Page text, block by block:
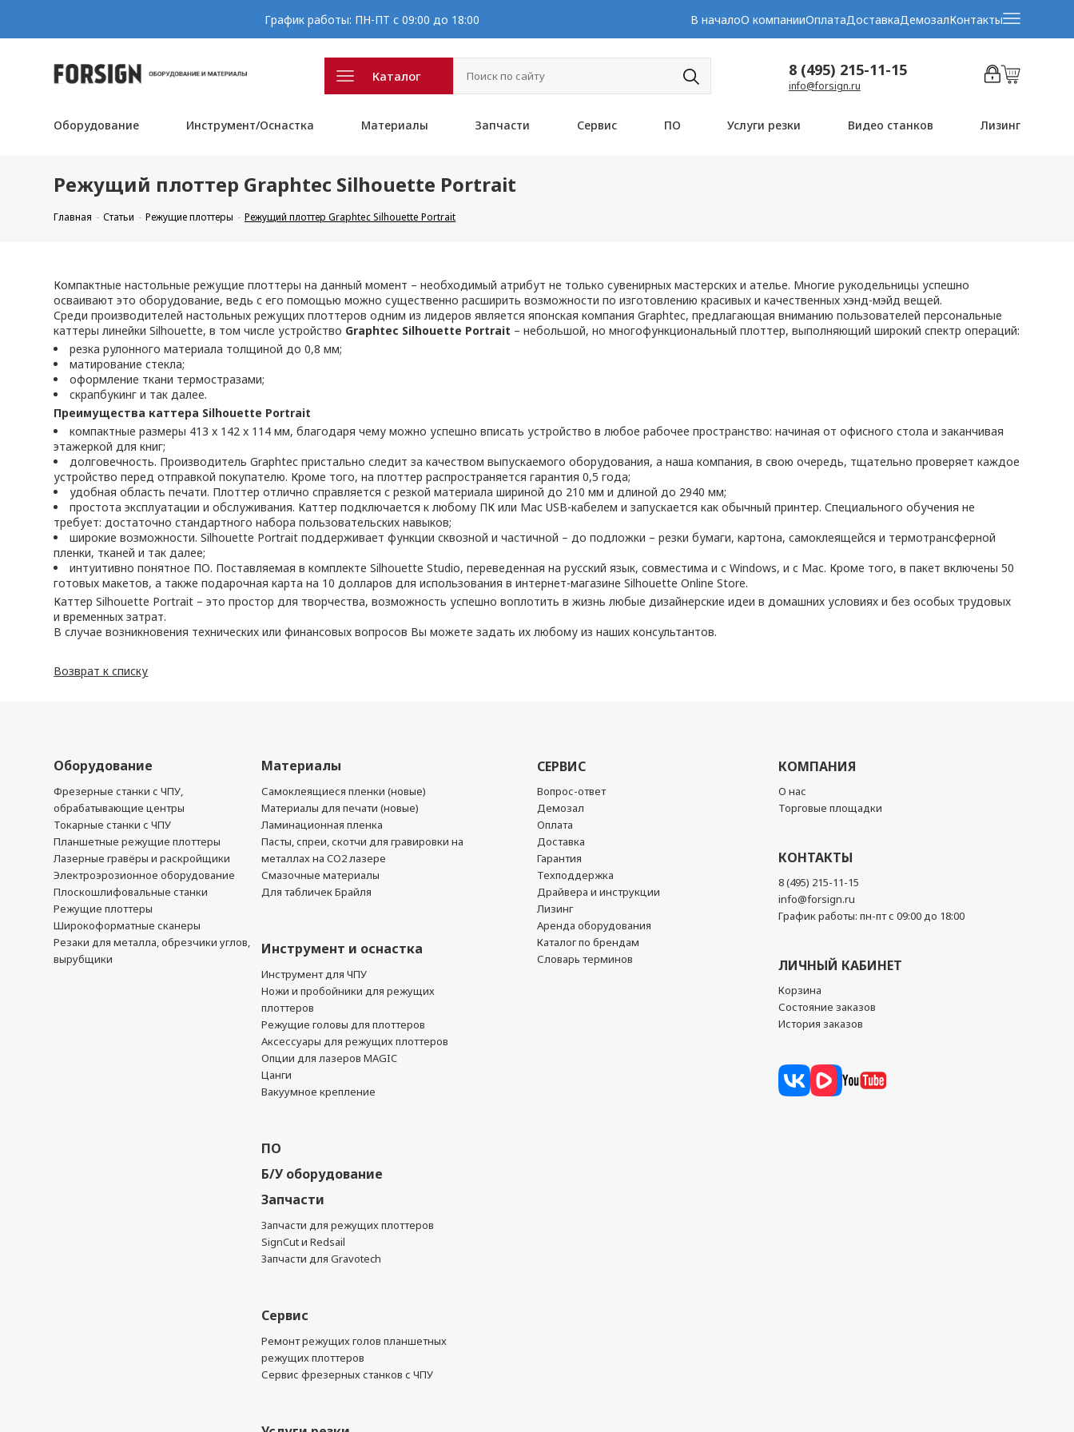
График работы: ПН-ПТ с 09:00 до 18:00 В началоО компанииОплатаДоставкаДемозалКонтакты
Каталог 8 (495) 215-11-15
info@forsign.ru
Оборудование Инструмент/Оснастка Материалы Запчасти Сервис ПО Услуги резки Видео станков Лизинг
Режущий плоттер Graphtec Silhouette Portrait
Главная Статьи Режущие плоттеры Режущий плоттер Graphtec Silhouette Portrait
Компактные настольные режущие плоттеры на данный момент – необходимый атрибут не только сувенирных мастерских и ателье. Многие рукодельницы успешно
осваивают это оборудование, ведь с его помощью можно существенно расширить возможности по изготовлению красивых и качественных хэнд-мэйд вещей.
Среди производителей настольных режущих плоттеров одним из лидеров является японская компания Graphtec, предлагающая вниманию пользователей персональные
каттеры линейки Silhouette, в том числе устройство Graphtec Silhouette Portrait – небольшой, но многофункциональный плоттер, выполняющий широкий спектр операций:
резка рулонного материала толщиной до 0,8 мм;
матирование стекла;
оформление ткани термостразами;
скрапбукинг и так далее.
Преимущества каттера Silhouette Portrait
компактные размеры 413 x 142 x 114 мм, благодаря чему можно успешно вписать устройство в любое рабочее пространство: начиная от офисного стола и заканчивая
этажеркой для книг;
долговечность. Производитель Graphtec пристально следит за качеством выпускаемого оборудования, а наша компания, в свою очередь, тщательно проверяет каждое
устройство перед отправкой покупателю. Кроме того, на плоттер распространяется гарантия 0,5 года;
удобная область печати. Плоттер отлично справляется с резкой материала шириной до 210 мм и длиной до 2940 мм;
простота эксплуатации и обслуживания. Каттер подключается к любому ПК или Мас USB-кабелем и запускается как обычный принтер. Специального обучения не
требует: достаточно стандартного набора пользовательских навыков;
широкие возможности. Silhouette Portrait поддерживает функции сквозной и частичной – до подложки – резки бумаги, картона, самоклеящейся и термотрансферной
пленки, тканей и так далее;
интуитивно понятное ПО. Поставляемая в комплекте Silhouette Studio, переведенная на русский язык, совместима и с Windows, и с Мас. Кроме того, в пакет включены 50
готовых макетов, а также подарочная карта на 10 долларов для использования в интернет-магазине Silhouette Online Store.
Каттер Silhouette Portrait – это простор для творчества, возможность успешно воплотить в жизнь любые дизайнерские идеи в домашних условиях и без особых трудовых
и временных затрат.
В случае возникновения технических или финансовых вопросов Вы можете задать их любому из наших консультантов.
Возврат к списку
Оборудование
Фрезерные станки с ЧПУ,
обрабатывающие центры
Токарные станки с ЧПУ
Планшетные режущие плоттеры
Лазерные гравёры и раскройщики
Электроэрозионное оборудование
Плоскошлифовальные станки
Режущие плоттеры
Широкоформатные сканеры
Резаки для металла, обрезчики углов,
вырубщики
Материалы
Самоклеящиеся пленки (новые)
Материалы для печати (новые)
Ламинационная пленка
Пасты, спреи, скотчи для гравировки на
металлах на CO2 лазере
Смазочные материалы
Для табличек Брайля
Инструмент и оснастка
Инструмент для ЧПУ
Ножи и пробойники для режущих
плоттеров
Режущие головы для плоттеров
Аксессуары для режущих плоттеров
Опции для лазеров MAGIC
Цанги
Вакуумное крепление
ПО
Б/У оборудование
Запчасти
Запчасти для режущих плоттеров
SignCut и Redsail
Запчасти для Gravotech
Сервис
Ремонт режущих голов планшетных
режущих плоттеров
Сервис фрезерных станков с ЧПУ
СЕРВИС
Вопрос-ответ
Демозал
Оплата
Доставка
Гарантия
Техподдержка
Драйвера и инструкции
Лизинг
Аренда оборудования
Каталог по брендам
Словарь терминов
КОМПАНИЯ
О нас
Торговые площадки
КОНТАКТЫ
8 (495) 215-11-15
info@forsign.ru
График работы: пн-пт с 09:00 до 18:00
ЛИЧНЫЙ КАБИНЕТ
Корзина
Состояние заказов
История заказов